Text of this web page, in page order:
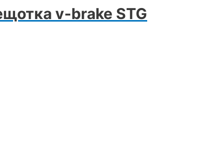
v-brake STG